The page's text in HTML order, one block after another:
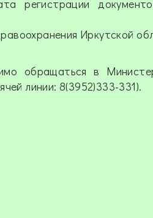
регистрации
Иркутской
обращаться в
линии: 8(3952)333-331).